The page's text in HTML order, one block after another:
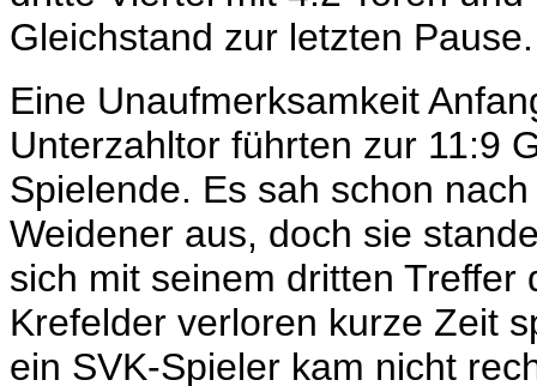
Gleichstand zur letzten Pause.
Eine Unaufmerksamkeit
Unterzahltor führten zur 11:9
Spielende. Es sah schon
Weidener aus, doch sie
sich mit seinem dritten
Krefelder verloren kurze Zeit
ein SVK-Spieler kam nicht